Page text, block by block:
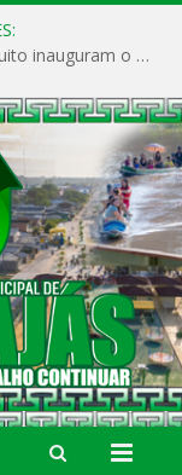
Prefeito Vivaldo Mendes e vice-prefeito Quito inauguram o CAPS e fortalecem a saúde pública em Anajás.